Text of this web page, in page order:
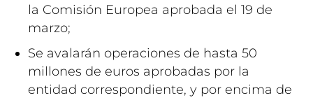
la Comisión Europea aprobada el 19 de
marzo;
Se avalarán operaciones de hasta 50
millones de euros aprobadas por la
entidad correspondiente, y por encima de